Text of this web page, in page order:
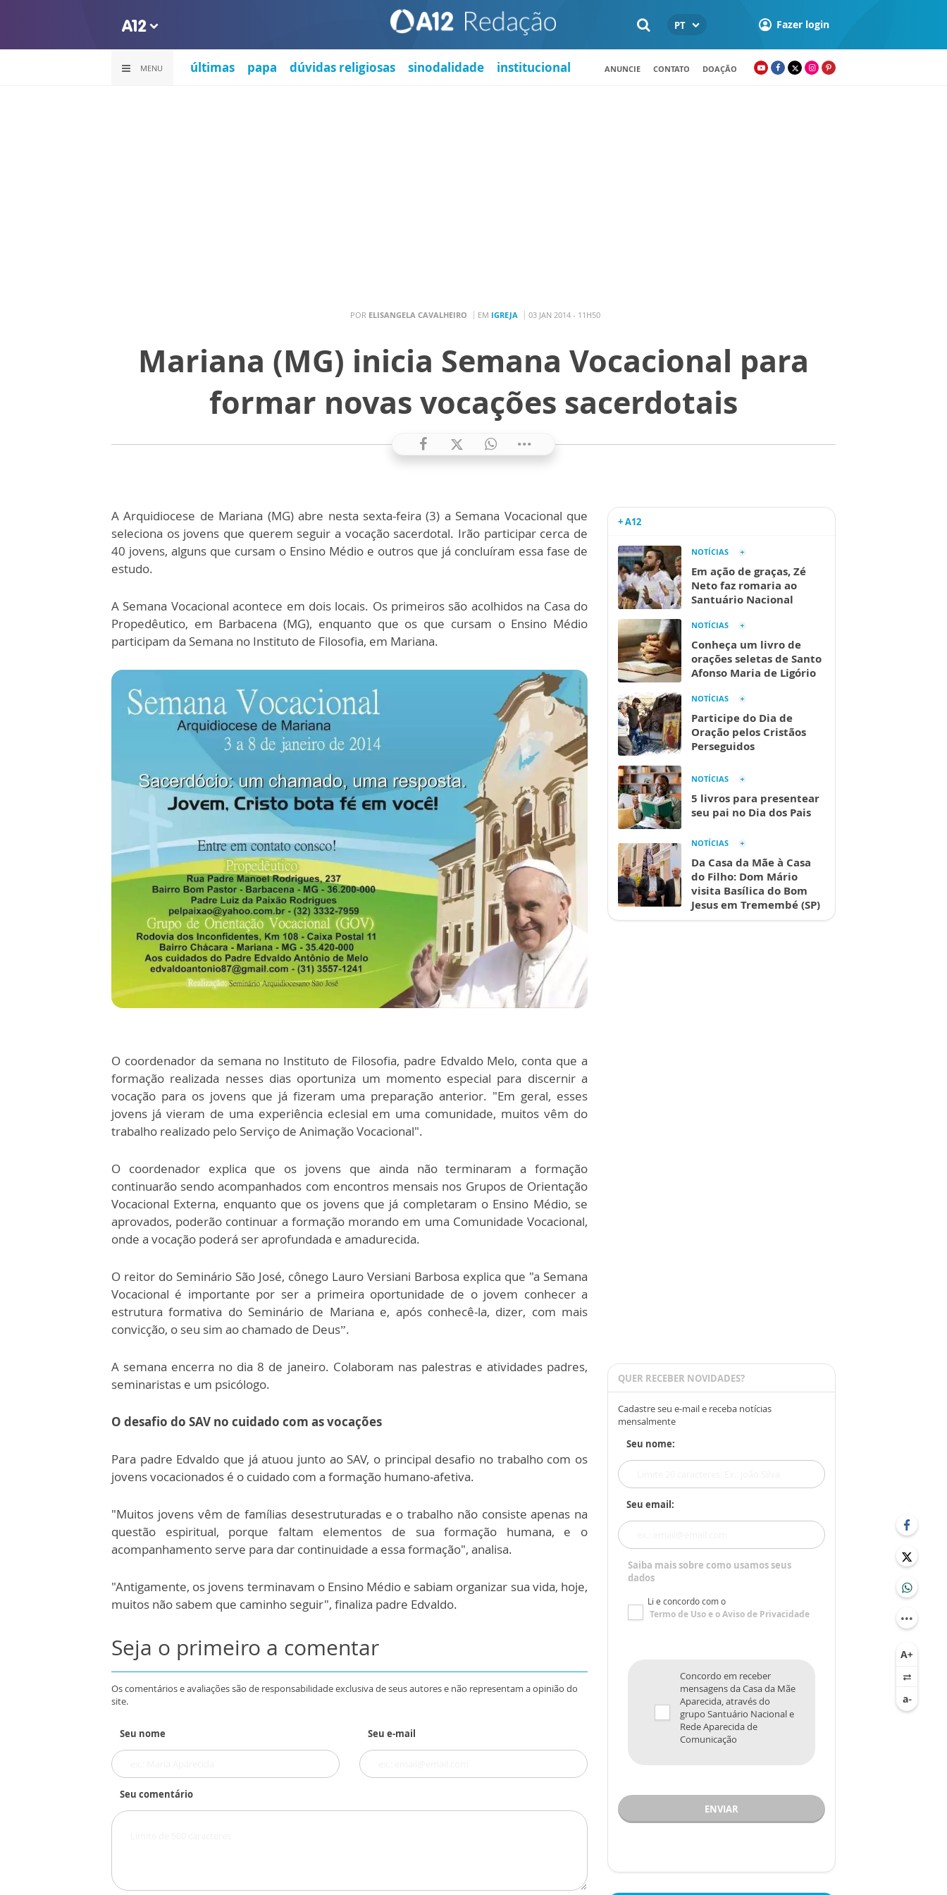
PT Fazer login
MENU últimas papa dúvidas religiosas sinodalidade institucional ANUNCIE CONTATO DOAÇÃO
POR ELISANGELA CAVALHEIRO EM IGREJA 03 JAN 2014 - 11H50
Mariana (MG) inicia Semana Vocacional para
formar novas vocações sacerdotais
A Arquidiocese de Mariana (MG) abre nesta sexta-feira (3) a Semana Vocacional que
seleciona os jovens que querem seguir a vocação sacerdotal. Irão participar cerca de
40 jovens, alguns que cursam o Ensino Médio e outros que já concluíram essa fase de
estudo.
A Semana Vocacional acontece em dois locais. Os primeiros são acolhidos na Casa do
Propedêutico, em Barbacena (MG), enquanto que os que cursam o Ensino Médio
participam da Semana no Instituto de Filosofia, em Mariana.
O coordenador da semana no Instituto de Filosofia, padre Edvaldo Melo, conta que a
formação realizada nesses dias oportuniza um momento especial para discernir a
vocação para os jovens que já fizeram uma preparação anterior. "Em geral, esses
jovens já vieram de uma experiência eclesial em uma comunidade, muitos vêm do
trabalho realizado pelo Serviço de Animação Vocacional".
O coordenador explica que os jovens que ainda não terminaram a formação
continuarão sendo acompanhados com encontros mensais nos Grupos de Orientação
Vocacional Externa, enquanto que os jovens que já completaram o Ensino Médio, se
aprovados, poderão continuar a formação morando em uma Comunidade Vocacional,
onde a vocação poderá ser aprofundada e amadurecida.
O reitor do Seminário São José, cônego Lauro Versiani Barbosa explica que "a Semana
Vocacional é importante por ser a primeira oportunidade de o jovem conhecer a
estrutura formativa do Seminário de Mariana e, após conhecê-la, dizer, com mais
convicção, o seu sim ao chamado de Deus”.
A semana encerra no dia 8 de janeiro. Colaboram nas palestras e atividades padres,
seminaristas e um psicólogo.
O desafio do SAV no cuidado com as vocações
Para padre Edvaldo que já atuou junto ao SAV, o principal desafio no trabalho com os
jovens vocacionados é o cuidado com a formação humano-afetiva.
"Muitos jovens vêm de famílias desestruturadas e o trabalho não consiste apenas na
questão espiritual, porque faltam elementos de sua formação humana, e o
acompanhamento serve para dar continuidade a essa formação", analisa.
"Antigamente, os jovens terminavam o Ensino Médio e sabiam organizar sua vida, hoje,
muitos não sabem que caminho seguir", finaliza padre Edvaldo.
Seja o primeiro a comentar
Os comentários e avaliações são de responsabilidade exclusiva de seus autores e não representam a opinião do
site.
Seu nome Seu e-mail
Seu comentário
+ A12
NOTÍCIAS
Em ação de graças, Zé
Neto faz romaria ao
Santuário Nacional
NOTÍCIAS
Conheça um livro de
orações seletas de Santo
Afonso Maria de Ligório
NOTÍCIAS
Participe do Dia de
Oração pelos Cristãos
Perseguidos
NOTÍCIAS
5 livros para presentear
seu pai no Dia dos Pais
NOTÍCIAS
Da Casa da Mãe à Casa
do Filho: Dom Mário
visita Basílica do Bom
Jesus em Tremembé (SP)
QUER RECEBER NOVIDADES?
Cadastre seu e-mail e receba notícias
mensalmente
Seu nome:
Seu email:
Saiba mais sobre como usamos seus
dados
Li e concordo com o
Termo de Usoe oAviso de Privacidade
Concordo em receber
mensagens da Casa da Mãe
Aparecida, através do
grupo Santuário Nacional e
Rede Aparecida de
Comunicação
ENVIAR